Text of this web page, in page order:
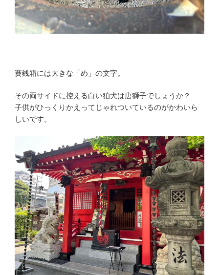
賽銭箱には大きな「め」の文字。
その両サイドに控える白い狛犬は唐獅子でしょうか？
子供がひっくりかえってじゃれついているのがかわいら
しいです。